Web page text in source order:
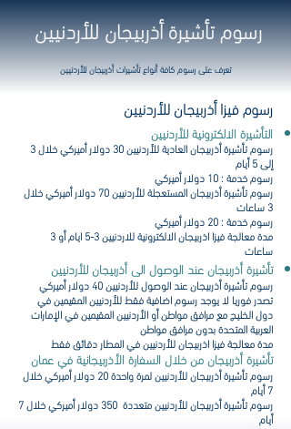
رسوم تأشيرة أذربيجان للأردنيين
تعرف على رسوم كافة أنواع تأشيرات أذربيجان للأردنيين
رسوم فيزا أذربيجان للأردنيين
التأشيرة الالكترونية للأردنيين
رسوم تأشيرة أذربيجان العادية للأردنيين 30 دولار أميركي خلال 3
إلى 5 أيام
رسوم خدمة : 10 دولار أميركي
رسوم تأشيرة أذربيجان المستعجلة للأردنيين 70 دولار أميركي خلال
3 ساعات
رسوم خدمة : 20 دولار أميركي
مدة معالجة فيزا اذربيجان الالكترونية للاردنيين 3-5 ايام أو 3
ساعات
تأشيرة أذربيجان عند الوصول الى أذربيجان للأردنيين
رسوم تأشيرة أذربيجان عند الوصول للأردنيين 40 دولار أميركي
تصدر فوريا لا يوجد رسوم اضافية فقط للأردنيين المقيمين في
دول الخليج مع مرافق مواطن أو الأردنيين المقيمين في الإمارات
العربية المتحدة بدون مرافق مواطن
مدة معالجة فيزا اذربيجان للأردنيين في المطار دقائق فقط
تأشيرة أذربيجان من خلال السفارة الأذربيجانية في عمان
رسوم تأشيرة أذربيجان للأردنيين لمرة واحدة 20 دولار أميركي خلال
7 أيام
رسوم تأشيرة أذربيجان للأردنيين متعددة 350 دولار أميركي خلال 7
أيام